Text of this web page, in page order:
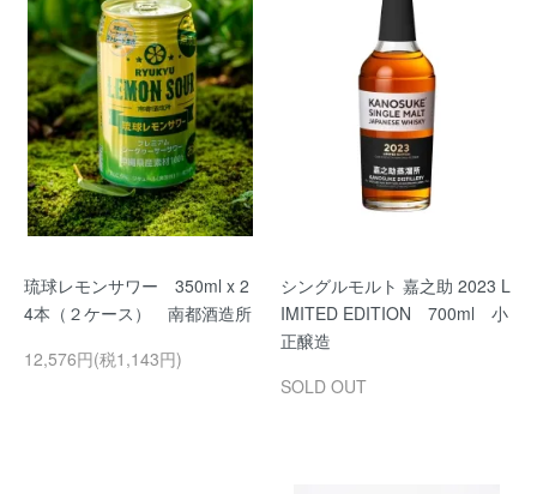
琉球レモンサワー 350ml x 2
4本（２ケース） 南都酒造所
12,576円(税1,143円)
シングルモルト 嘉之助 2023 L
IMITED EDITION 700ml 小
正醸造
SOLD OUT